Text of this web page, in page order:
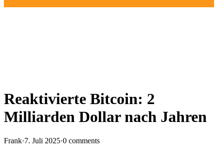
Reaktivierte Bitcoin: 2
Milliarden Dollar nach Jahren
Frank·7. Juli 2025·0 comments